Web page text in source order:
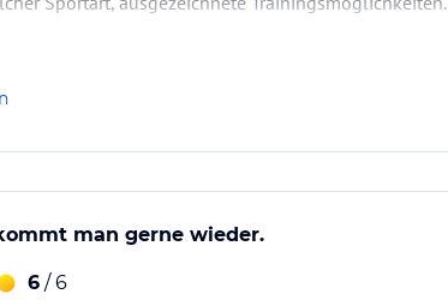
man gerne wieder.
6 / 6